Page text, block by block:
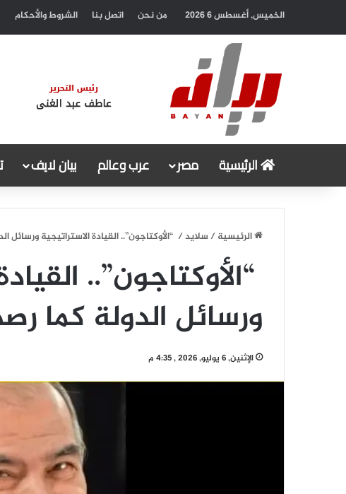
الخميس, أغسطس 6 2026 من نحن اتصل بنا الشروط والأحكام
الرئيسية مصر عرب وعالم بيان لايف
الرئيسية/ سلايد/ “الأوكتاجون”.. القيادة الاستراتيجية
“الأوكتاجون”..
ورسائل الدولة كما
الإثنين, 6 يوليو, 2026 , 4:35 م